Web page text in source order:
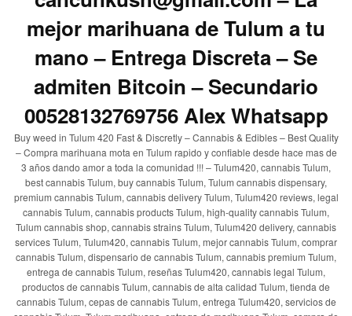
mejor marihuana de Tulum a tu
mano – Entrega Discreta – Se
admiten Bitcoin – Secundario
00528132769756 Alex Whatsapp
Buy weed in Tulum 420 Fast & Discretly – Cannabis & Edibles – Best Quality
– Compra marihuana mota en Tulum rapido y confiable desde hace mas de
3 años dando amor a toda la comunidad !!! – Tulum420, cannabis Tulum,
best cannabis Tulum, buy cannabis Tulum, Tulum cannabis dispensary,
premium cannabis Tulum, cannabis delivery Tulum, Tulum420 reviews, legal
cannabis Tulum, cannabis products Tulum, high-quality cannabis Tulum,
Tulum cannabis shop, cannabis strains Tulum, Tulum420 delivery, cannabis
services Tulum, Tulum420, cannabis Tulum, mejor cannabis Tulum, comprar
cannabis Tulum, dispensario de cannabis Tulum, cannabis premium Tulum,
entrega de cannabis Tulum, reseñas Tulum420, cannabis legal Tulum,
productos de cannabis Tulum, cannabis de alta calidad Tulum, tienda de
cannabis Tulum, cepas de cannabis Tulum, entrega Tulum420, servicios de